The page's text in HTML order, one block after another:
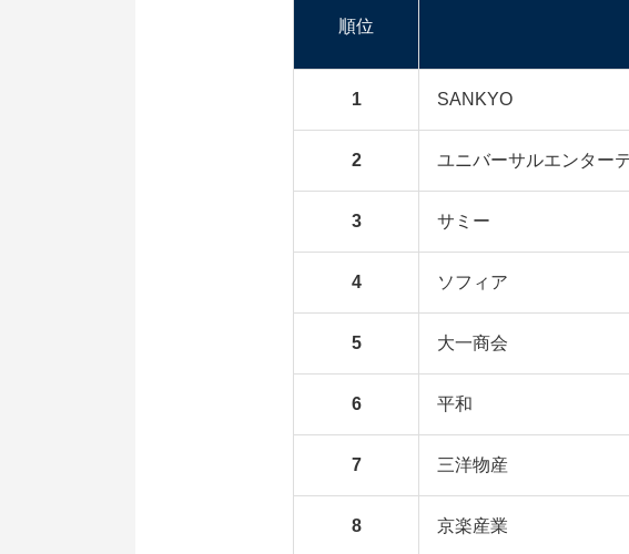
順位
1 SANKYO
2 ユニバーサルエンター
3 サミー
4 ソフィア
5 大一商会
6 平和
7 三洋物産
8 京楽産業